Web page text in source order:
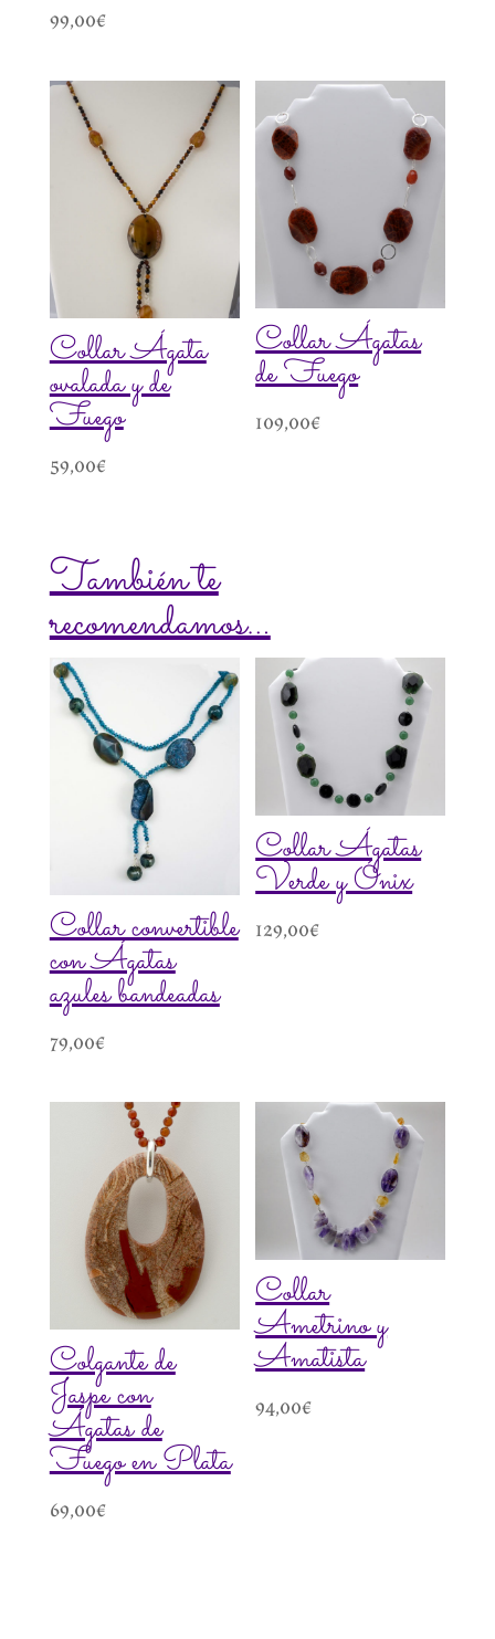
99,00€
Collar Ágata
ovalada y de
Fuego
59,00€
Collar Ágatas
de Fuego
109,00€
También te
recomendamos…
Collar convertible
con Ágatas
azules bandeadas
79,00€
Collar Ágatas
Verde y Ónix
129,00€
Colgante de
Jaspe con
Ágatas de
Fuego en Plata
69,00€
Collar
Ametrino y
Amatista
94,00€